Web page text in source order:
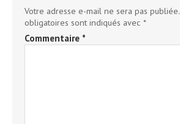
Votre adresse e-mail ne sera pas publiée.
obligatoires sont indiqués avec *
Commentaire *